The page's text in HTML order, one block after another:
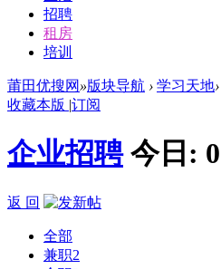
招聘
租房
培训
莆田优搜网 »版块导航 › 学习天地›
收藏本版 |订阅
企业招聘 今日: 0
返 回
全部
兼职2